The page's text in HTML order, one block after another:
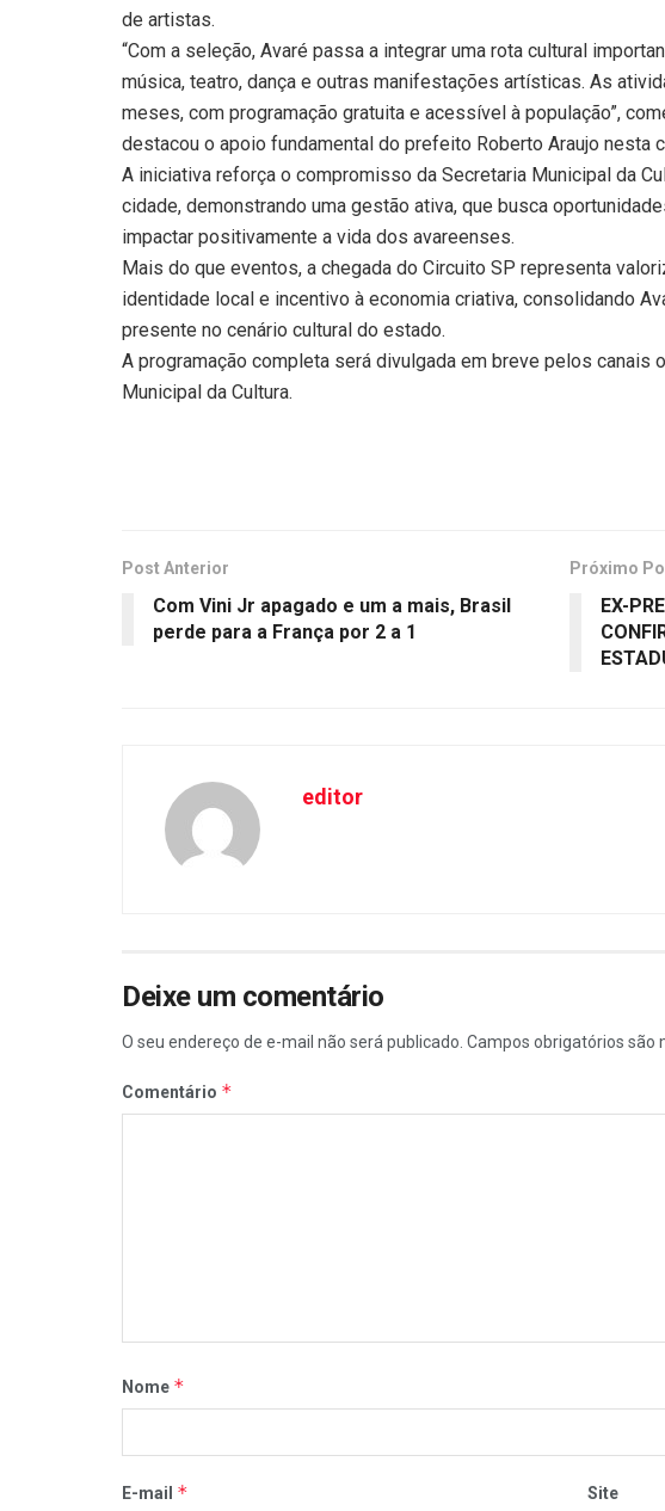
de artistas.
“Com a seleção, Avaré passa a integrar uma rota cultural
música, teatro, dança e outras manifestações artísticas. As
meses, com programação gratuita e acessível à população”,
destacou o apoio fundamental do prefeito Roberto Araujo nesta
A iniciativa reforça o compromisso da Secretaria Municipal da
cidade, demonstrando uma gestão ativa, que busca
impactar positivamente a vida dos avareenses.
Mais do que eventos, a chegada do Circuito SP representa
identidade local e incentivo à economia criativa, consolidando
presente no cenário cultural do estado.
A programação completa será divulgada em breve pelos canais
Municipal da Cultura.
Post Anterior
Com Vini Jr apagado e um a mais, Brasil
perde para a França por 2 a 1
Próximo
EX-
editor
Deixe um comentário
O seu endereço de e-mail não será publicado. Campos obrigatórios são
Comentário *
Nome *
E-mail * Site